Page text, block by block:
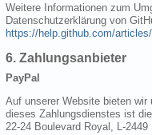
Weitere Informationen zum
Datenschutzerklärung von
https://help.github.com/
6. Zahlungsanbieter
PayPal
Auf unserer Website bieten
dieses Zahlungsdienstes ist
22-24 Boulevard Royal, L-2449